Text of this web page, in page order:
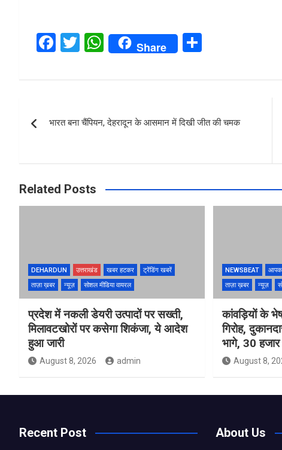
F
ce
o
k
T
tt
W
at
A
p
Share
ar
navigation
भारत बना चैंपियन, देहरादून के आसमान में दिखी जीत की चमक
Related Posts
DEHARDUN उत्तराखंड खबर हटकर
ट्रेंडिंग खबरें
ताज़ा ख़बर
न्यूज़ सोशल मीडिया वायरल
प्रदेश में नकली डेयरी उत्पादों पर सख्ती,
मिलावटखोरों पर कसेगा शिकंजा, ये आदेश
हुआ जारी
August 8, 2026 admin
NEWSBEAT
ताज़ा ख़बर
न्यूज़
कांवड़ियों के
गिरोह,
भागे, 30
August 8,
Recent Post About Us